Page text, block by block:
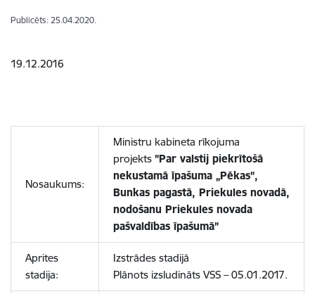
Publicēts: 25.04.2020.
19.12.2016
Nosaukums:
Ministru kabineta rīkojuma
projekts ”Par valstij piekrītošā
nekustamā īpašuma „Pēkas”,
Bunkas pagastā, Priekules novadā,
nodošanu Priekules novada
pašvaldības īpašumā”
Aprites
stadija:
Izstrādes stadijā
Plānots izsludināts VSS – 05.01.2017.